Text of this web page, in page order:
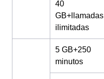
40
GB+llamadas
ilimitadas
5 GB+250
minutos